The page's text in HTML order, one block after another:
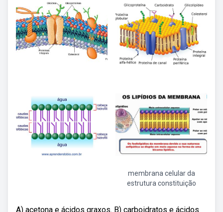
membrana celular da
estrutura constituição
A) acetona e ácidos graxos. B) carboidratos e ácidos